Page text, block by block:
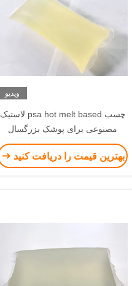
ویدیو
چسب psa hot melt based لاستیک
مصنوعی برای پوشک بزرگسال
کودک
بهترین قیمت را دریافت کنید